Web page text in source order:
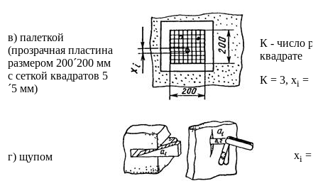
в) палеткой
(прозрачная пластина
размером 200´200 мм
с сеткой квадратов 5
´5 мм)
К - число
квадрате
К = 3, xi =
г) щупом xi =